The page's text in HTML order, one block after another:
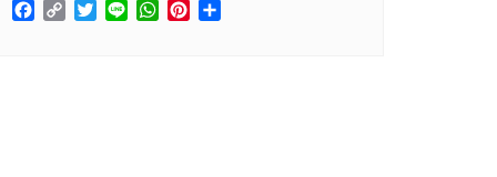
Facebook
CopyTwitter
LineWhatsApp
Pinterest